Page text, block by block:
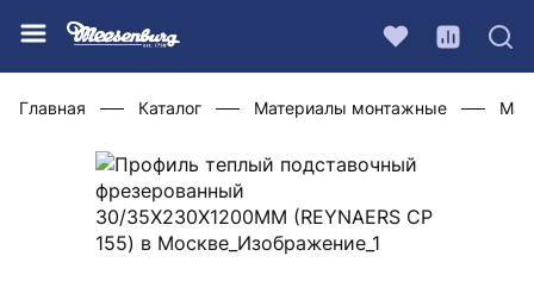
Главная Каталог Материалы монтажные